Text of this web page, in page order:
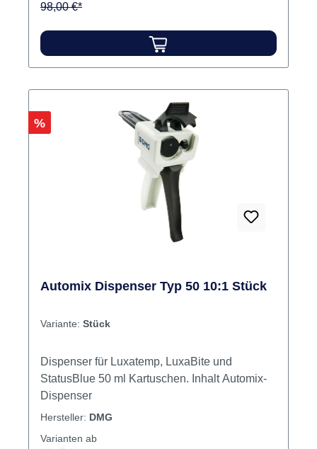
98,00 €*
Rabatt
%
Automix Dispenser Typ 50 10:1 Stück
Variante: Stück
Dispenser für Luxatemp, LuxaBite und
StatusBlue 50 ml Kartuschen. Inhalt Automix-
Dispenser
Hersteller: DMG
Varianten ab